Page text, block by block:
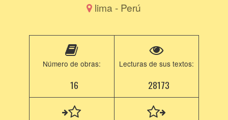
lima - Perú
Número de obras:
16
Lecturas de sus textos:
28173